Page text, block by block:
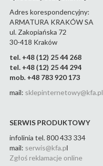
Adres korespondencyjny:
ARMATURA KRAKÓW SA
ul. Zakopiańska 72
30-418 Kraków
tel. +48 (12) 25 44 268
tel. +48 (12) 25 44 294
mob. +48 783 920 173
mail: sklepinternetowy@kfa.pl
SERWIS PRODUKTOWY
infolinia tel. 800 433 334
mail: serwis@kfa.pl
Zgłoś reklamacje online